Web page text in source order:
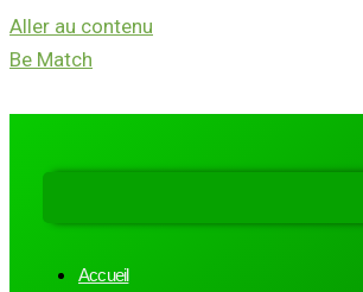
Aller au contenu
Be Match
Accueil